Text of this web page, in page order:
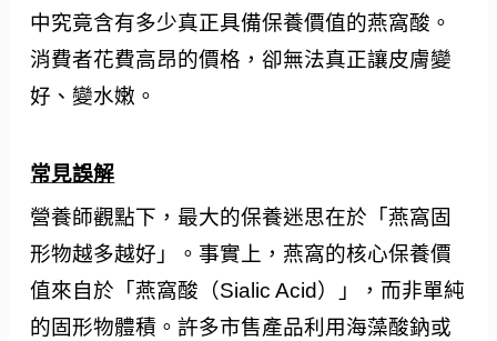
中究竟含有多少真正具備保養價值的燕窩酸。
消費者花費高昂的價格，卻無法真正讓皮膚變
好、變水嫩。
常見誤解
營養師觀點下，最大的保養迷思在於「燕窩固
形物越多越好」。事實上，燕窩的核心保養價
值來自於「燕窩酸（Sialic Acid）」，而非單純
的固形物體積。許多市售產品利用海藻酸鈉或